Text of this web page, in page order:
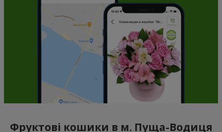
Фруктові кошики в м. Пуща-Водиця